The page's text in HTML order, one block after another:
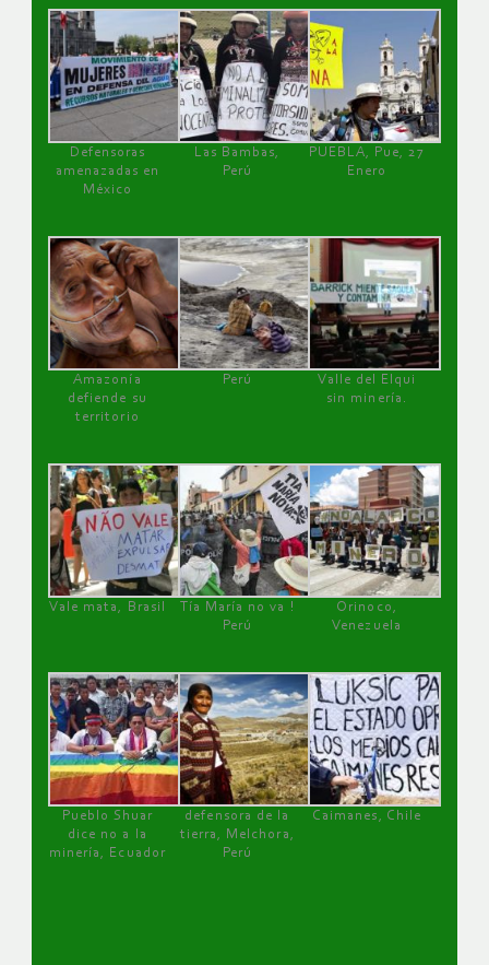
Defensoras
amenazadas en
México
Las Bambas,
Perú
PUEBLA, Pue, 27
Enero
Amazonía
defiende su
territorio
Perú
Valle del Elqui
sin minería.
Vale mata, Brasil
Tía María no va !
Perú
Orinoco,
Venezuela
Pueblo Shuar
dice no a la
minería, Ecuador
defensora de la
tierra, Melchora,
Perú
Caimanes, Chile